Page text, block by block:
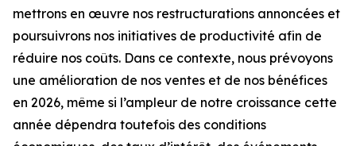
mettrons en œuvre nos restructurations annoncées et
poursuivrons nos initiatives de productivité afin de
réduire nos coûts. Dans ce contexte, nous prévoyons
une amélioration de nos ventes et de nos bénéfices
en 2026, même si l’ampleur de notre croissance cette
année dépendra toutefois des conditions